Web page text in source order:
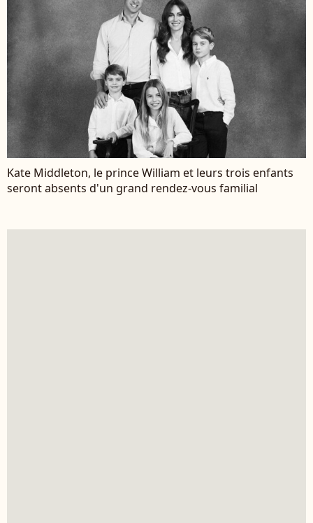
Kate Middleton, le prince William et leurs trois enfants
seront absents d'un grand rendez-vous familial